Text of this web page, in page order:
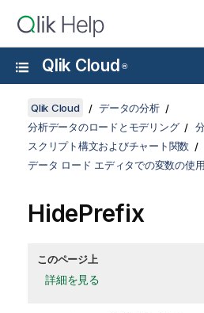
Qlik Cloud ®
Qlik Cloud
データの分析
分析データのロードとモデリング
スクリプト構文およびチャート関数
データ ロード エディタでの変数の使用
HidePrefix
このページ上
詳細を見る